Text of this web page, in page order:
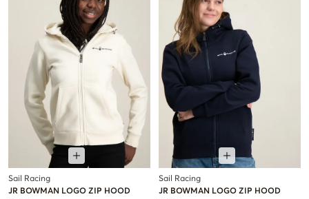
Sail Racing
JR BOWMAN LOGO ZIP HOOD
Sail Racing
JR BOWMAN LOGO ZIP HOOD